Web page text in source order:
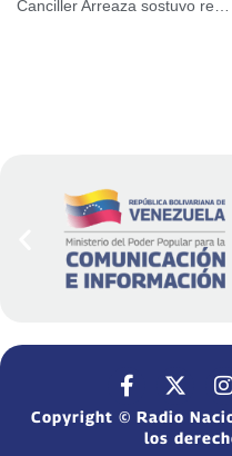
Copyright © Radio
los